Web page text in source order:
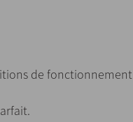
de fonctionnement